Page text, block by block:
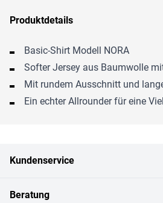
Produktdetails
Basic-Shirt Modell NORA
Softer Jersey aus Baumwolle
Mit rundem Ausschnitt und
Ein echter Allrounder für eine
Kundenservice
Beratung